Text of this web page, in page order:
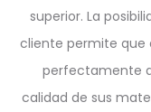
superior. La
cliente permite que
perfectamente
calidad de sus